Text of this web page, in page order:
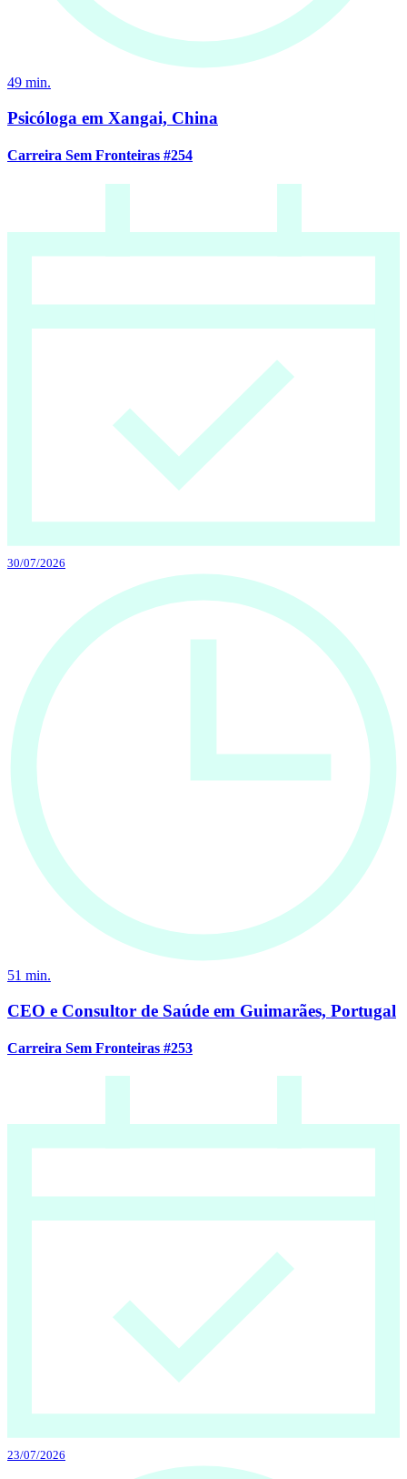
49 min.
Psicóloga em Xangai, China
Carreira Sem Fronteiras #254
30/07/2026
51 min.
CEO e Consultor de Saúde em Guimarães, Portugal
Carreira Sem Fronteiras #253
23/07/2026